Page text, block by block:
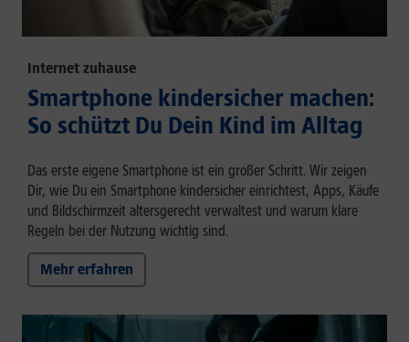
Internet zuhause
Smartphone kindersicher machen:
So schützt Du Dein Kind im Alltag
Das erste eigene Smartphone ist ein großer Schritt. Wir zeigen
Dir, wie Du ein Smartphone kindersicher einrichtest, Apps, Käufe
und Bildschirmzeit altersgerecht verwaltest und warum klare
Regeln bei der Nutzung wichtig sind.
Mehr erfahren